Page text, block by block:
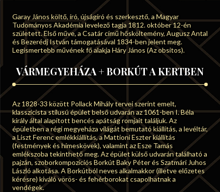
Garay János költő, író, újságíró és szerkesztő, a Magyar
Tudományos Akadémia levelező tagja 1812. október 12-én
született. Első műve, a Csatár című hősköltemény, Augusz Antal
és Bezerédj István támogatásával 1834-ben jelent meg.
Legismertebb művének fő alakja Háry János (Az obsitos).
VÁRMEGYEHÁZA + BORKÚT A KERTBEN
Az 1828-33 között Pollack Mihály tervei szerint emelt,
klasszicista stílusú épület belső udvarán az 1061-ben I. Béla
király által alapított bencés apátság romjait találjuk. Az
épületben a régi megyeháza világát bemutató kiállítás, a levéltár,
a Liszt Ferenc emlékkiállítás, a Mattioni Eszter kiállítás
(festmények és hímeskövek), valamint az Esze Tamás
emlékszoba tekinthető meg. Az épület külső udvarán található a
pajzán, szoborkompozíciós Borkút Baky Péter és Szatmári Juhos
László alkotása. A Borkútból neves alkalmakkor (illetve előzetes
kérésre) kiváló vörös- és fehérborokat csapolhatnak a
vendégek.